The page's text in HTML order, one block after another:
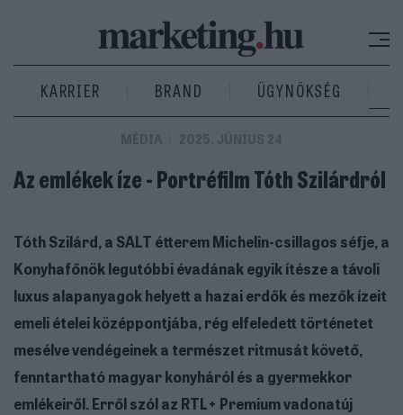
KARRIER BRAND ÜGYNÖKSÉG
Az emlékek íze - Portréfilm Tóth Szilárdról
Tóth Szilárd, a SALT étterem Michelin-csillagos séfje, a
Konyhafőnök legutóbbi évadának egyik ítésze a távoli
luxus alapanyagok helyett a hazai erdők és mezők ízeit
emeli ételei középpontjába, rég elfeledett történetet
mesélve vendégeinek a természet ritmusát követő,
fenntartható magyar konyháról és a gyermekkor
emlékeiről. Erről szól az RTL+ Premium vadonatúj